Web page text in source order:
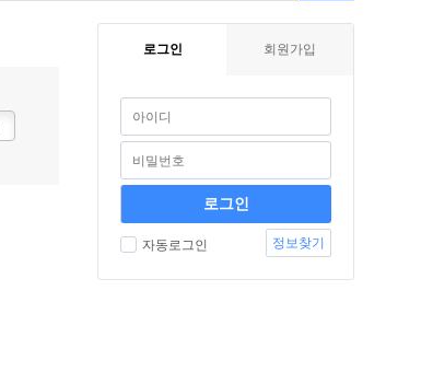
로그인 회원가입
자동로그인 정보찾기